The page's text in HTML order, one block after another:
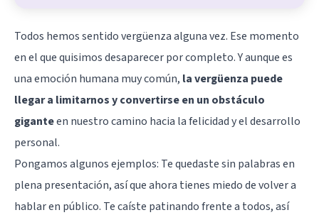
Todos hemos sentido vergüenza alguna vez. Ese momento
en el que quisimos desaparecer por completo. Y aunque es
una emoción humana muy común, la vergüenza puede
llegar a limitarnos y convertirse en un obstáculo
giganteen nuestro camino hacia la felicidad y eldesarrollo
personal.
Pongamos algunos ejemplos: Te quedaste sin palabras en
plena presentación, así que ahora tienes miedo de volver a
hablar en público. Te caíste patinando frente a todos, así